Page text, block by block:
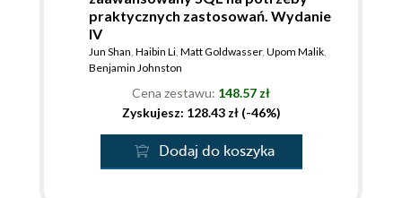
praktycznych zastosowań. Wydanie
IV
Jun Shan, Haibin Li, Matt Goldwasser, Upom Malik,
Benjamin Johnston
Cena zestawu: 148.57 zł
Zyskujesz: 128.43 zł (-46%)
Dodaj do koszyka